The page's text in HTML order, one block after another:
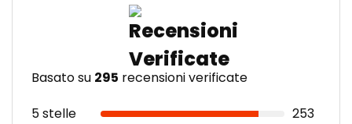
Basato su 295 recensioni verificate
5 stelle
253